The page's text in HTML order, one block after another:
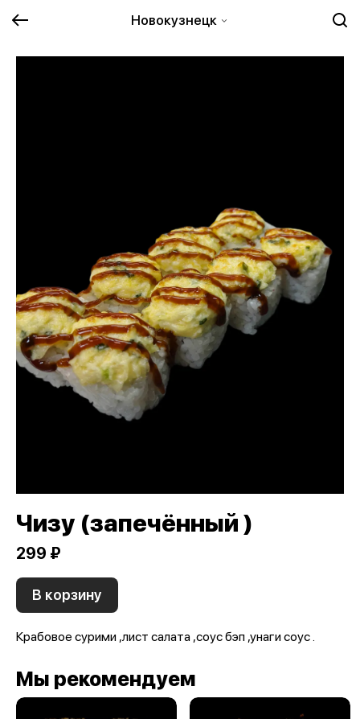
Новокузнецк
Чизу (запечённый )
299 ₽
В корзину
Крабовое сурими ,лист салата ,соус бэп ,унаги соус .
Мы рекомендуем